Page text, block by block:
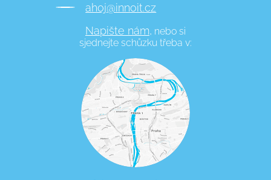
ahoj@innoit.cz
Napište nám, nebo si
sjednejte schůzku třeba v: